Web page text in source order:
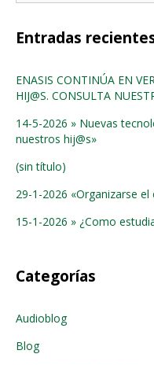
Entradas
ENASIS CONTINÚA EN
HIJ@S. CONSULTA
14-5-2026 » Nuevas
nuestros hij@s»
(sin título)
29-1-2026 «Organizarse
15-1-2026 » ¿Como
Categorías
Audioblog
Blog